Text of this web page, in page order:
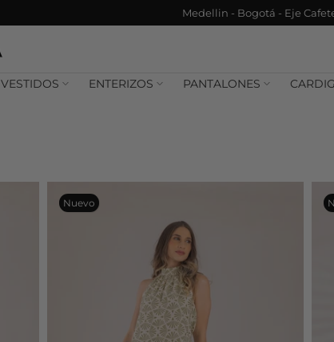
info@plica.com.co | +57
VESTIDOS ENTERIZOS PANTALONES
Nuevo